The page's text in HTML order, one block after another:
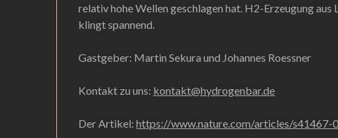
relativ hohe Wellen geschlagen hat. H2-Erzeugung
klingt spannend.
Gastgeber: Martin Sekura und Johannes Roessner
Kontakt zu uns: kontakt@hydrogenbar.de
Der Artikel:https://www.nature.com/articles/s41467-